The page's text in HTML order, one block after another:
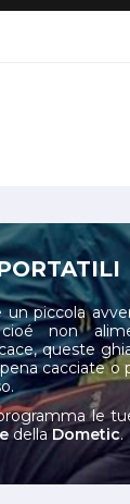
un piccola
cioé non
queste
cacciate o
le
della Dometic.